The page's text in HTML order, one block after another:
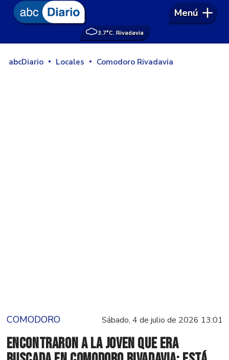
3.7°C. Rivadavia
Menú
abcDiario Locales Comodoro Rivadavia
COMODORO Sábado, 4 de julio de 2026 13:01
Encontraron a la joven que era